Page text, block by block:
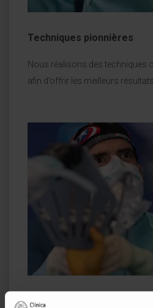
Techniques pionnières
Nous réalisons des techniques
afin d’offrir les meilleurs
Chirurgie mini-invasive